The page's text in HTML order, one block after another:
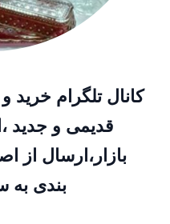
کانال تلگرام
قدیمی و جدید
بازار،ارسال از
بندی به